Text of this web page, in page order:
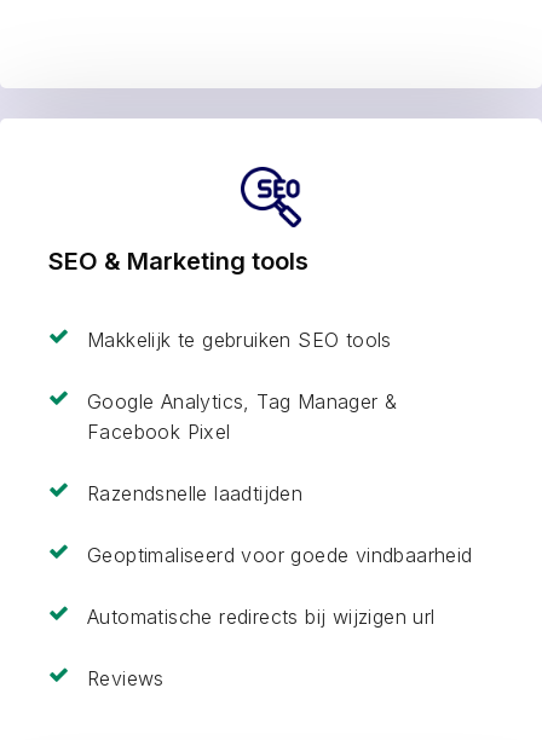
SEO & Marketing tools
Makkelijk te gebruiken SEO tools
Google Analytics, Tag Manager &
Facebook Pixel
Razendsnelle laadtijden
Geoptimaliseerd voor goede vindbaarheid
Automatische redirects bij wijzigen url
Reviews